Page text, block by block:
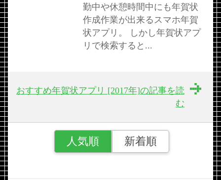
勤中や休憩時間中にも年賀状
作成作業が出来るスマホ年賀
状アプリ。 しかし年賀状アプ
リで検索すると...
おすすめ年賀状アプリ [2017年]の記事を読
む
人気順 新着順